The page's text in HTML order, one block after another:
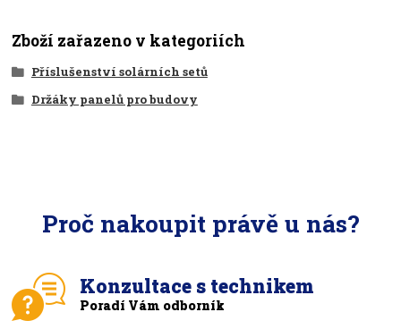
Zboží zařazeno v kategoriích
Příslušenství solárních setů
Držáky panelů pro budovy
Proč nakoupit právě u nás?
Konzultace s technikem
Poradí Vám odborník